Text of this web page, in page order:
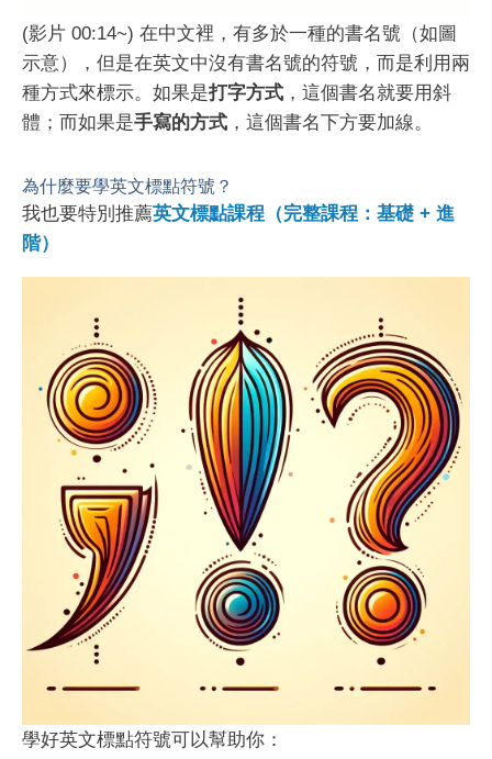
(影片 00:14~) 在中文裡，有多於一種的書名號（如圖
示意），但是在英文中沒有書名號的符號，而是利用兩
種方式來標示。如果是打字方式 ，這個書名就要用斜
體；而如果是手寫的方式 ，這個書名下方要加線。
為什麼要學英文標點符號？
我也要特別推薦英文標點課程（完整課程：基礎 + 進
階）
學好英文標點符號可以幫助你：